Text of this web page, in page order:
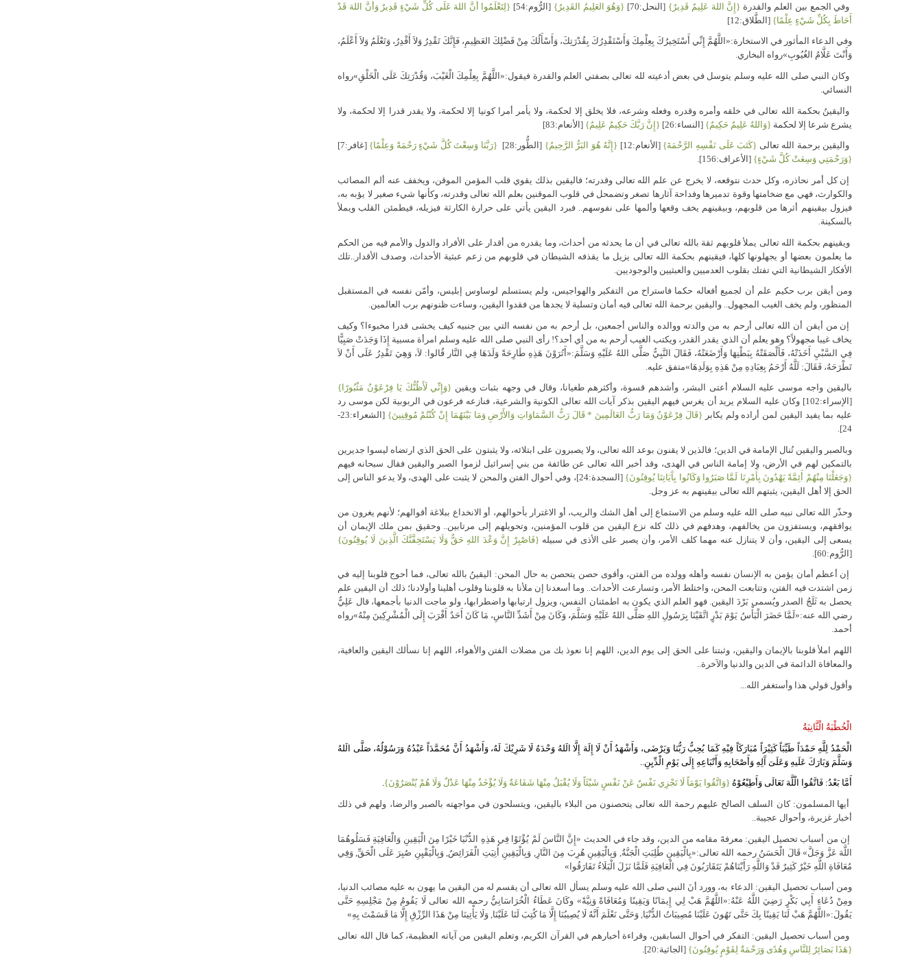
وفي الجمع بين العلم والقدرة {إِنَّ اللهَ عَلِيمٌ قَدِيرٌ} [النحل:70] {وَهُوَ العَلِيمُ القَدِيرُ} [الرُّوم:54]
{لِتَعْلَمُوا أَنَّ اللهَ عَلَى كُلِّ شَيْءٍ قَدِيرٌ وَأَنَّ اللهَ قَدْ
أَحَاطَ بِكُلِّ شَيْءٍ عِلْمًا} [الطَّلاق:12]
وفي الدعاء المأثور في الاستخارة:«اللَّهُمَّ إِنِّي أَسْتَخِيرُكَ بِعِلْمِكَ وَأَسْتَقْدِرُكَ بِقُدْرَتِكَ، وَأَسْأَلُكَ مِنْ فَضْلِكَ العَظِيمِ، فَإِنَّكَ تَقْدِرُ وَلاَ أَقْدِرُ، وَتَعْلَمُ وَلاَ أَعْلَمُ،
وَأَنْتَ عَلَّامُ الغُيُوبِ»رواه البخاري.
وكان النبي صلى الله عليه وسلم يتوسل في بعض أدعيته لله تعالى بصفتي العلم والقدرة فيقول:«اللَّهُمَّ بِعِلْمِكَ الْغَيْبَ، وَقُدْرَتِكَ عَلَى الْخَلْقِ»رواه
النسائي.
واليقينُ بحكمة الله تعالى في خلقه وأمره وقدره وفعله وشرعه، فلا يخلق إلا لحكمة، ولا يأمر أمرا كونيا إلا لحكمة، ولا يقدر قدرا إلا لحكمة، ولا
يشرع شرعا إلا لحكمة {وَاللهُ عَلِيمٌ حَكِيمٌ} [النساء:26] {إِنَّ رَبَّكَ حَكِيمٌ عَلِيمٌ} [الأنعام:83]
واليقين برحمة الله تعالى {كَتَبَ عَلَى نَفْسِهِ الرَّحْمَةَ} [الأنعام:12] {إِنَّهُ هُوَ البَرُّ الرَّحِيمُ} [الطُّور:28] {رَبَّنَا وَسِعْتَ كُلَّ شَيْءٍ رَحْمَةً وَعِلْمًا} [غافر:7]
{وَرَحْمَتِي وَسِعَتْ كُلَّ شَيْءٍ} [الأعراف:156].
إن كل أمر نحاذره، وكل حدث نتوقعه، لا يخرج عن علم الله تعالى وقدرته؛ فاليقين بذلك يقوي قلب المؤمن الموقن، ويخفف عنه ألم المصائب
والكوارث، فهي مع ضخامتها وقوة تدميرها وفداحة آثارها تصغر وتضمحل في قلوب الموقنين بعلم الله تعالى وقدرته، وكأنها شيء صغير لا يؤبه به،
فيزول بيقينهم أثرها من قلوبهم، وبيقينهم يخف وقعها وألمها على نفوسهم.. فبرد اليقين يأتي على حرارة الكارثة فيزيله، فيطمئن القلب ويملأ
بالسكينة.
ويقينهم بحكمة الله تعالى يملأ قلوبهم ثقة بالله تعالى في أن ما يحدثه من أحداث، وما يقدره من أقدار على الأفراد والدول والأمم فيه من الحكم
ما يعلمون بعضها أو يجهلونها كلها، فيقينهم بحكمة الله تعالى يزيل ما يقذفه الشيطان في قلوبهم من زعم عبثية الأحداث، وصدف الأقدار..تلك
الأفكار الشيطانية التي تفتك بقلوب العدميين والعبثيين والوجوديين.
ومن أيقن برب حكيم علم أن لجميع أفعاله حكما فاستراح من التفكير والهواجيس، ولم يستسلم لوساوس إبليس، وأمّن نفسه في المستقبل
المنظور، ولم يخف الغيب المجهول.. واليقين برحمة الله تعالى فيه أمان وتسلية لا يجدها من فقدوا اليقين، وساءت ظنونهم برب العالمين.
إن من أيقن أن الله تعالى أرحم به من والدته ووالده والناس أجمعين، بل أرحم به من نفسه التي بين جنبيه كيف يخشى قدرا مخبوءا؟ وكيف
يخاف غيبا مجهولاً؟ وهو يعلم أن الذي يقدر القدر، ويكتب الغيب أرحم به من أي أحد؟! رأى النبي صلى الله عليه وسلم امرأة مسبية إِذَا وَجَدَتْ صَبِيًّا
فِي السَّبْيِ أَخَذَتْهُ، فَأَلْصَقَتْهُ بِبَطْنِهَا وَأَرْضَعَتْهُ، فَقَالَ النَّبِيُّ صَلَّى اللهُ عَلَيْهِ وَسَلَّمَ:«أَتُرَوْنَ هَذِهِ طَارِحَةً وَلَدَهَا فِي النَّار قُالوا: لاَ، وَهِيَ تَقْدِرُ عَلَى أَنْ لاَ
تَطْرَحَهُ، فَقَالَ: لَلَّهُ أَرْحَمُ بِعِبَادِهِ مِنْ هَذِهِ بِوَلَدِهَا»متفق عليه.
باليقين واجه موسى عليه السلام أعتى البشر، وأشدهم قسوة، وأكثرهم طغيانا، وقال في وجهه بثبات ويقين {وَإِنِّي لَأَظُنُّكَ يَا فِرْعَوْنُ مَثْبُورًا}
[الإسراء:102] وكان عليه السلام يريد أن يغرس فيهم اليقين بذكر آيات الله تعالى الكونية والشرعية، فنازعه فرعون في الربوبية لكن موسى رد
عليه بما يفيد اليقين لمن أراده ولم يكابر {قَالَ فِرْعَوْنُ وَمَا رَبُّ العَالَمِينَ * قَالَ رَبُّ السَّمَاوَاتِ وَالأَرْضِ وَمَا بَيْنَهُمَا إِنْ كُنْتُمْ مُوقِنِينَ}
[الشعراء:23-
24].
وبالصبر واليقين تُنال الإمامة في الدين؛ فالذين لا يقنون بوعد الله تعالى، ولا يصبرون على ابتلائه، ولا يثبتون على الحق الذي ارتضاه ليسوا جديرين
بالتمكين لهم في الأرض، ولا إمامة الناس في الهدى، وقد أخبر الله تعالى عن طائفة من بني إسرائيل لزموا الصبر واليقين فقال سبحانه فيهم
{وَجَعَلْنَا مِنْهُمْ أَئِمَّةً يَهْدُونَ بِأَمْرِنَا لَمَّا صَبَرُوا وَكَانُوا بِآَيَاتِنَا يُوقِنُونَ}
[السجدة:24]، وفي أحوال الفتن والمحن لا يثبت على الهدى، ولا يدعو الناس إلى
الحق إلا أهل اليقين، يثبتهم الله تعالى بيقينهم به عز وجل.
وحذّر الله تعالى نبيه صلى الله عليه وسلم من الاستماع إلى أهل الشك والريب، أو الاغترار بأحوالهم، أو الانخداع ببلاغة أقوالهم؛ لأنهم يغرون من
يوافقهم، ويستفزون من يخالفهم، وهدفهم في ذلك كله نزع اليقين من قلوب المؤمنين، وتحويلهم إلى مرتابين.. وحقيق بمن ملك الإيمان أن
يسعى إلى اليقين، وأن لا يتنازل عنه مهما كلف الأمر، وأن يصبر على الأذى في سبيله {فَاصْبِرْ إِنَّ وَعْدَ اللهِ حَقٌّ وَلَا يَسْتَخِفَّنَّكَ الَّذِينَ لَا يُوقِنُونَ}
[الرُّوم:60].
إن أعظم أمان يؤمن به الإنسان نفسه وأهله وولده من الفتن، وأقوى حصن يتحصن به حال المحن: اليقينُ بالله تعالى، فما أحوج قلوبنا إليه في
زمن اشتدت فيه الفتن، وتتابعت المحن، واختلط الأمر، وتسارعت الأحداث.. وما أسعدنا إن ملأنا به قلوبنا وقلوب أهلينا وأولادنا؛ ذلك أن اليقين علم
يحصل به ثَلَجُ الصدر ويُسمى بَرْدَ اليقين. فهو العلم الذي يكون به اطمئنان النفس، ويزول ارتيابها واضطرابها، ولو ماجت الدنيا بأجمعها، قال عَلِيٌّ
رضي الله عنه:«لَمَّا حَضَرَ الْبَأْسُ يَوْمَ بَدْرٍ اتَّقَيْنَا بِرَسُولِ اللهِ صَلَّى اللهُ عَلَيْهِ وَسَلَّمَ، وَكَانَ مِنْ أَشَدِّ النَّاسِ، مَا كَانَ أَحَدٌ أَقْرَبَ إِلَى الْمُشْرِكِينَ مِنْهُ»رواه
أحمد.
اللهم املأ قلوبنا بالإيمان واليقين، وثبتنا على الحق إلى يوم الدين، اللهم إنا نعوذ بك من مضلات الفتن والأهواء، اللهم إنا نسألك اليقين والعافية،
والمعافاة الدائمة في الدين والدنيا والآخرة..
وأقول قولي هذا وأستغفر الله...
الْخُطْبَةُ الْثَّانِيَةُ
الْحَمْدُ لِلَّهِ حَمْدَاً طَيِّبَاً كَثِيْرَاً مُبَارَكَاً فِيْهِ كَمَا يُحِبُّ رَبُّنَا وَيَرْضَى، وَأَشْهَدُ أَنْ لَا إِلَهَ إِلَّا الَلهُ وَحْدَهُ لَا شَرِيْكَ لَهُ، وَأَشْهَدُ أَنَّ مُحَمَّدَاً عَبْدُهُ وَرَسُوْلُهُ، صَلَّى الَلهُ
وَسَلَّمَ وَبَارَكَ عَلَيهِ وَعَلَىَ آَلِهِ وَأَصْحَابِهِ وَأَتْبَاعِهِ إِلَى يَوْمِ الْدِّيِنِ..
أَمَّا بَعْدُ: فَاتَّقُوا الْلَّهَ تَعَالَى وَأَطِيْعُوْهُ {وَاتَّقُوا يَوْمَاً لَا تَجْزِي نَفْسٌ عَنْ نَفْسٍ شَيْئَاً وَلَا يُقْبَلُ مِنْهَا شَفَاعَةٌ وَلَا يُؤْخَذُ مِنْهَا عَدْلٌ وَلَا هُمْ يُنْصَرُوْنَ}.
أيها المسلمون: كان السلف الصالح عليهم رحمة الله تعالى يتحصنون من البلاء باليقين، ويتسلحون في مواجهته بالصبر والرضا، ولهم في ذلك
أخبار غزيرة، وأحوال عجيبة..
إن من أسباب تحصيل اليقين: معرفةَ مقامه من الدين، وقد جاء في الحديث «إِنَّ النَّاسَ لَمْ يُؤْتَوْا فِي هَذِهِ الدُّنْيَا خَيْرًا مِنَ الْيَقِينِ وَالْعَافِيَةِ فَسَلُوهُمَا
اللَّهَ عَزَّ وَجَلَّ» قَالَ الْحَسَنُ رحمه الله تعالى:«بِالْيَقِينِ طُلِبَتِ الْجَنَّةُ, وَبِالْيَقِينِ هُرِبَ مِنَ النَّارِ, وَبِالْيَقِينِ أُتِيَتِ الْفَرَائِضُ, وَبِالْيَقْيِنِ صُبِرَ عَلَى الْحَقِّ, وَفِي
مُعَافَاةِ اللَّهِ خَيْرٌ كَثِيرٌ قَدْ وَاللَّهِ رَأَيْنَاهُمْ يَتَقَارَبُونَ فِي الْعَافِيَةِ فَلَمَّا نَزَلَ الْبَلَاءُ تَفَارَقُوا»
ومن أسباب تحصيل اليقين: الدعاء به، وورد أنَ النبي صلى الله عليه وسلم يسأل الله تعالى أن يقسم له من اليقين ما يهون به عليه مصائب الدنيا،
ومِنْ دُعَاءِ أَبِي بَكْرٍ رَضِيَ اللَّهُ عَنْهُ:«اللَّهُمَّ هَبْ لِي إِيمَانًا وَيَقِينًا وَمُعَافَاةً وَنِيَّةً» وكَانَ عَطَاءُ الْخُرَاسَانِيُّ رحمه الله تعالى لَا يَقُومُ مِنْ مَجْلِسِهِ حَتَّى
يَقُولَ:«اللَّهُمَّ هَبْ لَنَا يَقِينًا بِكَ حَتَّى تَهُونَ عَلَيْنَا مُصِيبَاتُ الدُّنْيَا, وَحَتَّى نَعْلَمَ أَنَّهُ لَا يُصِيبُنَا إِلَّا مَا كُتِبَ لَنَا عَلَيْنَا, وَلَا يَأْتِينَا مِنْ هَذَا الرِّزْقِ إِلَّا مَا قَسَمْتَ بِهِ»
ومن أسباب تحصيل اليقين: التفكر في أحوال السابقين، وقراءة أخبارهم في القرآن الكريم، وتعلم اليقين من آياته العظيمة، كما قال الله تعالى
{هَذَا بَصَائِرُ لِلنَّاسِ وَهُدًى وَرَحْمَةٌ لِقَوْمٍ يُوقِنُونَ} [الجاثية:20].